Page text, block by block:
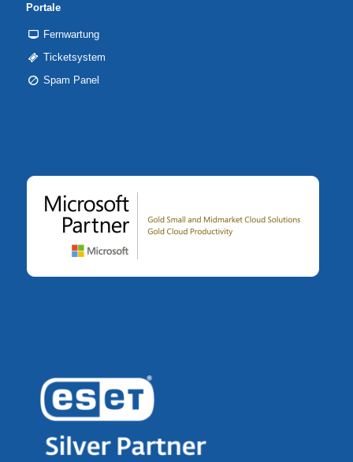
Portale
Fernwartung
Ticketsystem
Spam Panel